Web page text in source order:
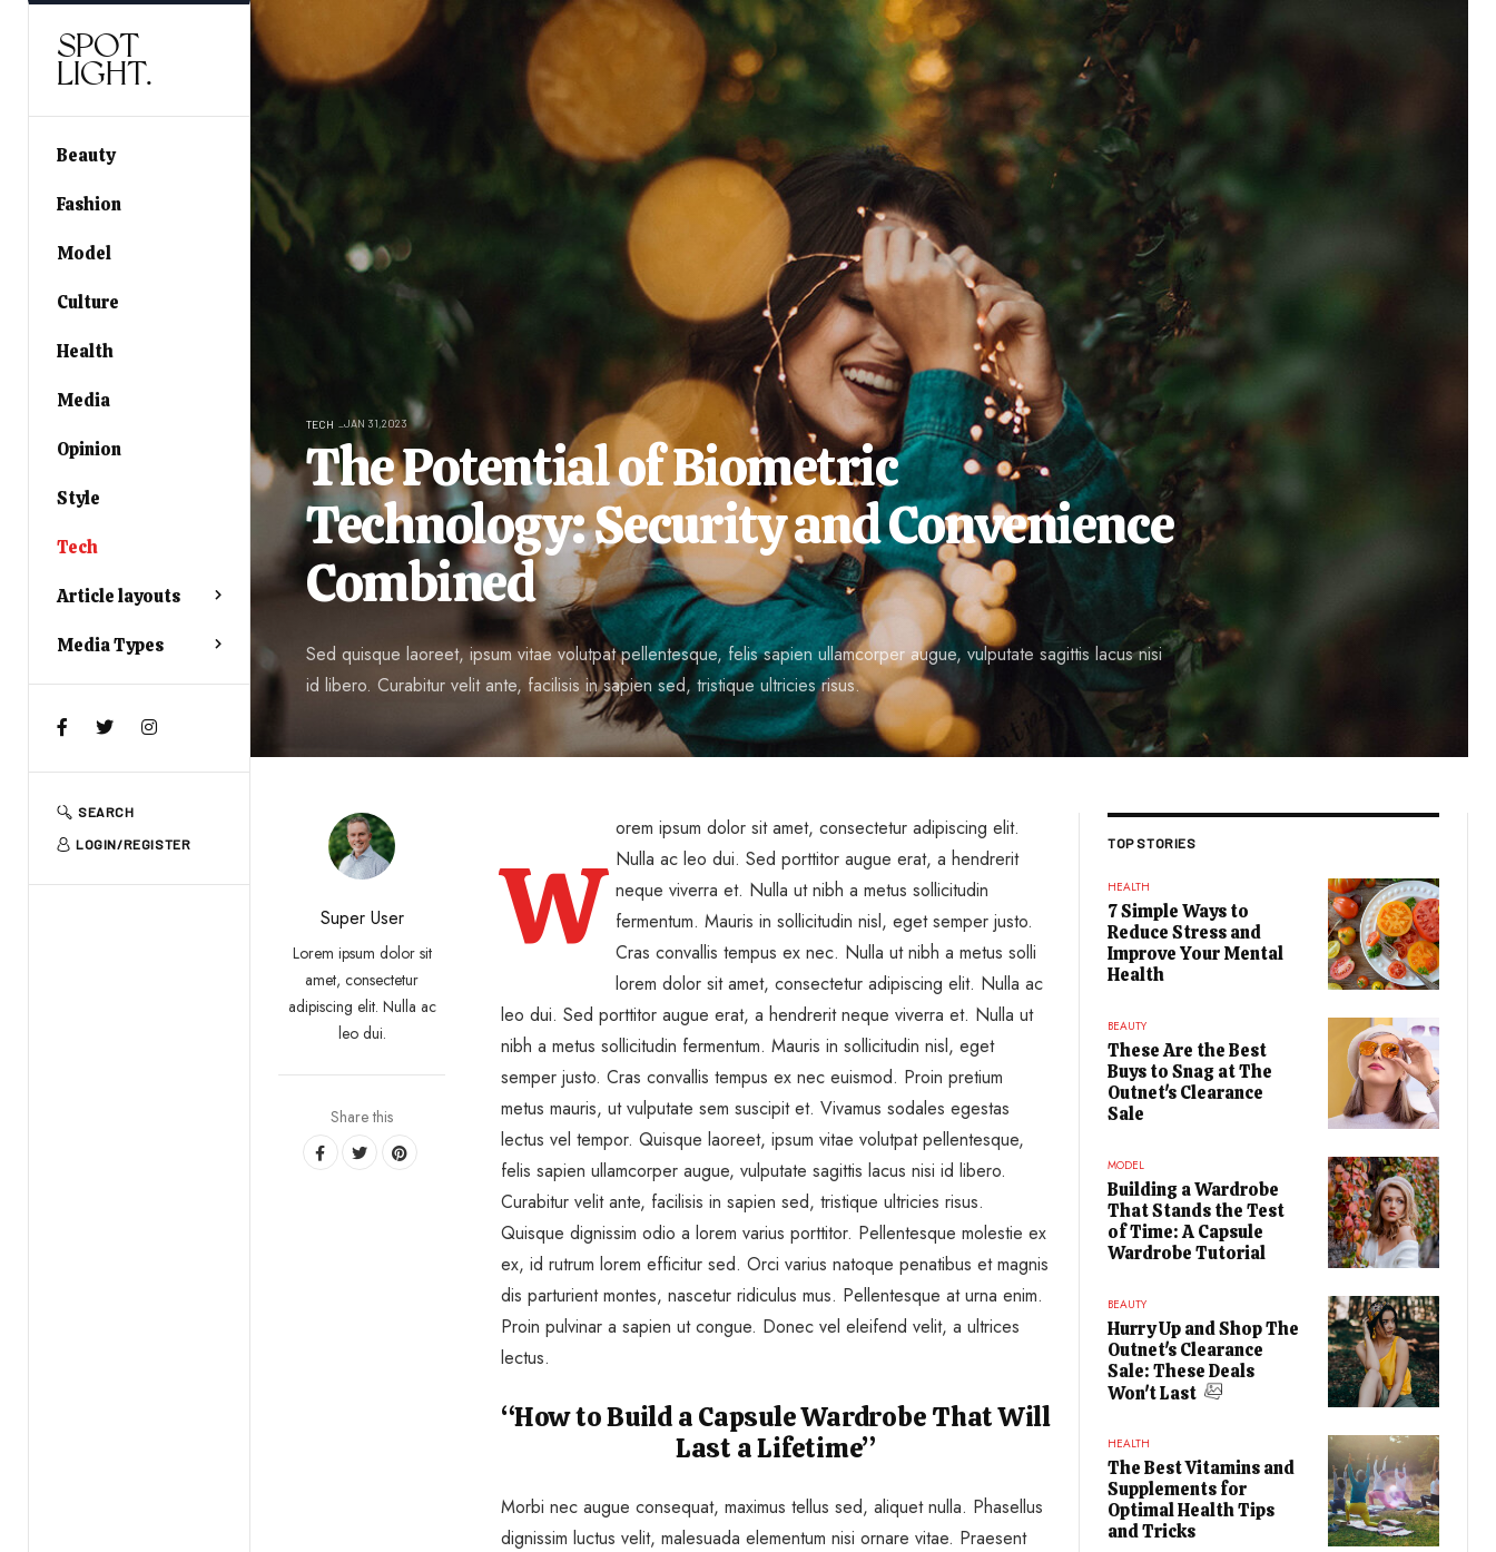
SPOT
LIGHT.
Beauty
Fashion
Model
Culture
Health
Media
Opinion
Style
Tech
Article layouts
Media Types
SEARCH
LOGIN/REGISTER
TECH JAN 31,2023
The Potential of Biometric
Technology: Security and Convenience
Combined
Sed quisque laoreet, ipsum vitae volutpat pellentesque, felis sapien ullamcorper augue, vulputate sagittis lacus nisi
id libero. Curabitur velit ante, facilisis in sapien sed, tristique ultricies risus.
Super User
Lorem ipsum dolor sit
amet, consectetur
adipiscing elit. Nulla ac
leo dui.
Share this
W
orem ipsum dolor sit amet, consectetur adipiscing elit.
Nulla ac leo dui. Sed porttitor augue erat, a hendrerit
neque viverra et. Nulla ut nibh a metus sollicitudin
fermentum. Mauris in sollicitudin nisl, eget semper justo.
Cras convallis tempus ex nec. Nulla ut nibh a metus solli
lorem dolor sit amet, consectetur adipiscing elit. Nulla ac
leo dui. Sed porttitor augue erat, a hendrerit neque viverra et. Nulla ut
nibh a metus sollicitudin fermentum. Mauris in sollicitudin nisl, eget
semper justo. Cras convallis tempus ex nec euismod. Proin pretium
metus mauris, ut vulputate sem suscipit et. Vivamus sodales egestas
lectus vel tempor. Quisque laoreet, ipsum vitae volutpat pellentesque,
felis sapien ullamcorper augue, vulputate sagittis lacus nisi id libero.
Curabitur velit ante, facilisis in sapien sed, tristique ultricies risus.
Quisque dignissim odio a lorem varius porttitor. Pellentesque molestie ex
ex, id rutrum lorem efficitur sed. Orci varius natoque penatibus et magnis
dis parturient montes, nascetur ridiculus mus. Pellentesque at urna enim.
Proin pulvinar a sapien ut congue. Donec vel eleifend velit, a ultrices
lectus.
“How to Build a Capsule Wardrobe That Will
Last a Lifetime”
Morbi nec augue consequat, maximus tellus sed, aliquet nulla. Phasellus
dignissim luctus velit, malesuada elementum nisi ornare vitae. Praesent
TOP STORIES
HEALTH
7 Simple Ways to
Reduce Stress and
Improve Your Mental
Health
BEAUTY
These Are the Best
Buys to Snag at The
Outnet's Clearance
Sale
MODEL
Building a Wardrobe
That Stands the Test
of Time: A Capsule
Wardrobe Tutorial
BEAUTY
Hurry Up and Shop The
Outnet's Clearance
Sale: These Deals
Won't Last
HEALTH
The Best Vitamins and
Supplements for
Optimal Health Tips
and Tricks